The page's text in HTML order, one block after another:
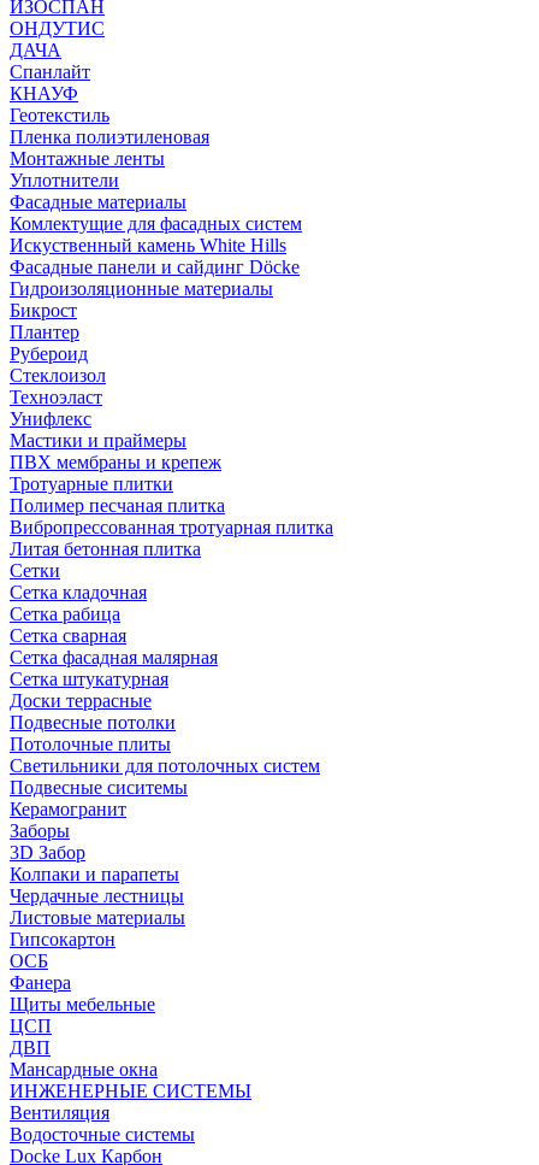
ИЗОСПАН
ОНДУТИС
ДАЧА
Спанлайт
КНАУФ
Геотекстиль
Пленка полиэтиленовая
Монтажные ленты
Уплотнители
Фасадные материалы
Комлектущие для фасадных систем
Искуственный камень White Hills
Фасадные панели и сайдинг Döcke
Гидроизоляционные материалы
Бикрост
Плантер
Рубероид
Стеклоизол
Техноэласт
Унифлекс
Мастики и праймеры
ПВХ мембраны и крепеж
Тротуарные плитки
Полимер песчаная плитка
Вибропрессованная тротуарная плитка
Литая бетонная плитка
Сетки
Сетка кладочная
Сетка рабица
Сетка сварная
Сетка фасадная малярная
Сетка штукатурная
Доски террасные
Подвесные потолки
Потолочные плиты
Светильники для потолочных систем
Подвесные сиситемы
Керамогранит
Заборы
3D Забор
Колпаки и парапеты
Чердачные лестницы
Листовые материалы
Гипсокартон
ОСБ
Фанера
Щиты мебельные
ЦСП
ДВП
Мансардные окна
ИНЖЕНЕРНЫЕ СИСТЕМЫ
Вентиляция
Водосточные системы
Docke Lux Карбон